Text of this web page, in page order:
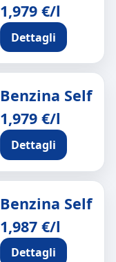
1,979 €/l
Dettagli
Benzina Self
1,979 €/l
Dettagli
Benzina Self
1,987 €/l
Dettagli